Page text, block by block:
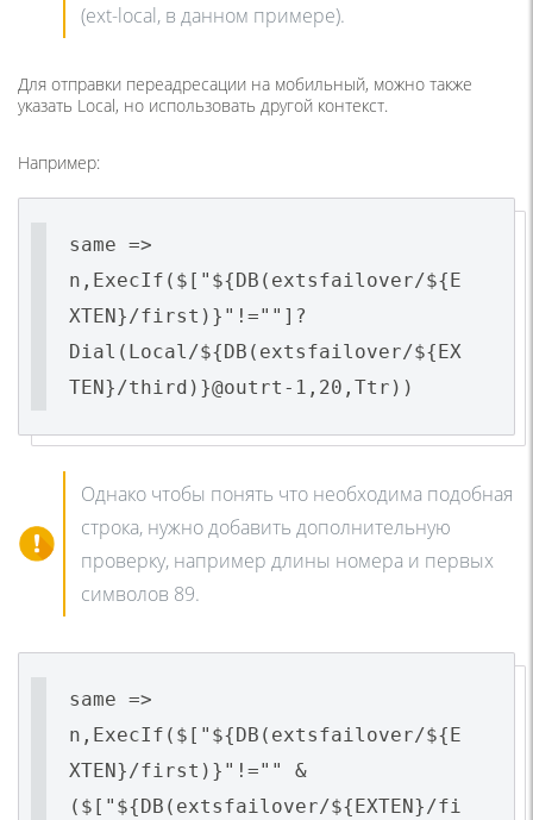
(ext-local, в данном примере).
Для отправки переадресации на мобильный, можно также
указать Local, но использовать другой контекст.
Например:
same =>
n,ExecIf($["${DB(extsfailover/${E
XTEN}/first)}"!=""]?
Dial(Local/${DB(extsfailover/${EX
TEN}/third)}@outrt-1,20,Ttr))
Однако чтобы понять что необходима подобная
строка, нужно добавить дополнительную
проверку, например длины номера и первых
символов 89.
same =>
n,ExecIf($["${DB(extsfailover/${E
XTEN}/first)}"!="" &
($["${DB(extsfailover/${EXTEN}/fi